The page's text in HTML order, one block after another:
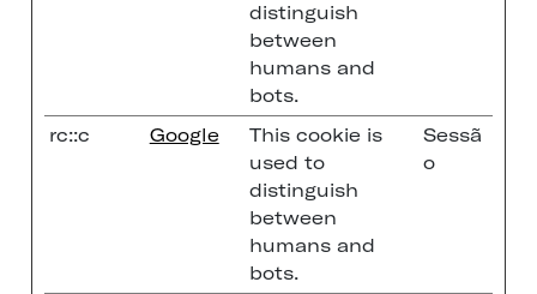
distinguish
between
humans and
bots.
rc::c Google
This cookie is
used to
distinguish
between
humans and
bots.
Sessã
o